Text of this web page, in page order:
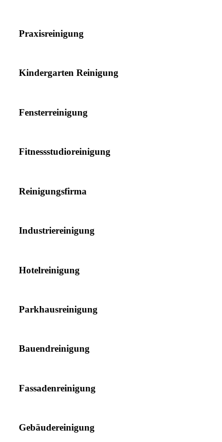
Praxisreinigung
Kindergarten Reinigung
Fensterreinigung
Fitnessstudioreinigung
Reinigungsfirma
Industriereinigung
Hotelreinigung
Parkhausreinigung
Bauendreinigung
Fassadenreinigung
Gebäudereinigung